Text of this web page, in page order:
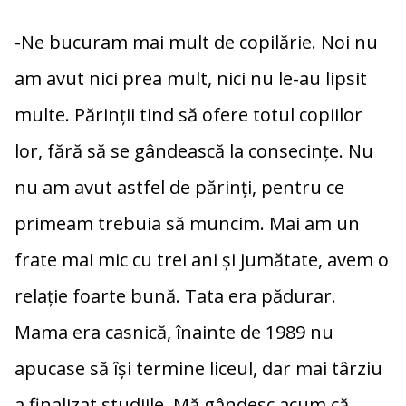
-Ne bucuram mai mult de copilărie. Noi nu
am avut nici prea mult, nici nu le-au lipsit
multe. Părinții tind să ofere totul copiilor
lor, fără să se gândească la consecințe. Nu
nu am avut astfel de părinți, pentru ce
primeam trebuia să muncim. Mai am un
frate mai mic cu trei ani și jumătate, avem o
relație foarte bună. Tata era pădurar.
Mama era casnică, înainte de 1989 nu
apucase să își termine liceul, dar mai târziu